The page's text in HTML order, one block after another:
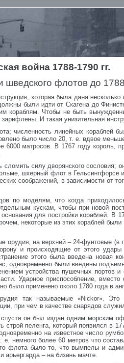
война 1788-1790 гг.
шведского флотов до 1788
которая была дана
были идти от Скагена до
кораблям. Чтобы не быть
И такая унизительная
численность линейных кораблей
было число 20, т. е. вдвое
матросов. В 1767 году король,
силу дворянского сословия;
шхерный флот в Гельсингфорсе
соображений, в зависимости от
по моделям, что когда
кускам, чтобы при новой
для постройки кораблей. В
некоторые из этих кораблей
орудия, на верхней – 24-фунтовые
и происходящие от этого
этого была введена новая
одновременно были введены
устройства пушечных портов
Ударное приспособление,
было применено около 1780 года в
так называемые «Nickor».
при чем в качестве снарядов
он был издан одним морским
пеленга, который появился в
на известное число
немного более 60 метров что
флота было то, что вымпелы и
арьергарда – на бизань мачте.